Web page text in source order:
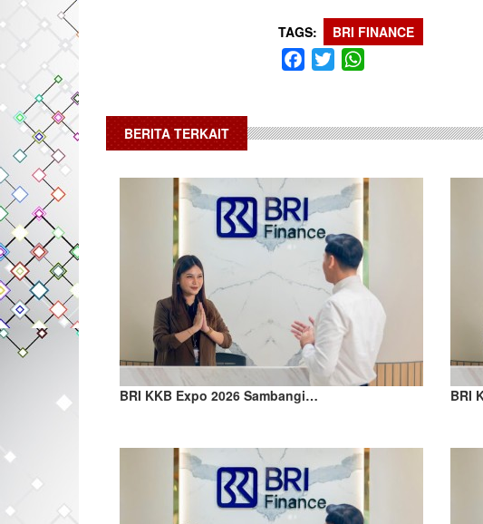
TAGS BRI FINANCE
Facebook
Twitter
BERITA TERKAIT
BRI KKB Expo 2026 Sambangi… BRI